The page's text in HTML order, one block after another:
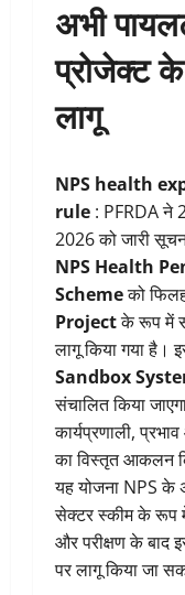
अभी
प्रोजेक्ट
लागू
NPS health
rule : PFRDA ने
2026 को जारी
NPS Health
Schemeको
Projectके रूप में
लागू किया गया है।
Sandbox
संचालित किया
कार्यप्रणाली,
का विस्तृत आकलन
यह योजना NPS के
सेक्टर स्कीम के रूप
और परीक्षण के बाद
पर लागू किया जा